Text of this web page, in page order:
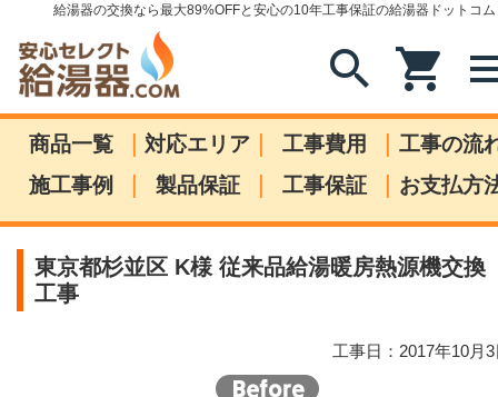
給湯器の交換なら最大89%OFFと安心の10年工事保証の給湯器ドットコム
search shopping_cart
商品一覧 | 対応エリア | 工事費用 | 工事の流
施工事例
| 製品保証 | 工事保証 | お支払方
東京都杉並区 K様 従来品給湯暖房熱源機交換
工事
工事日：2017年10月